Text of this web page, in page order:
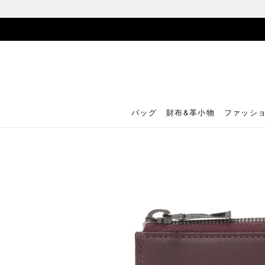
バッグ 財布&革小物 ファッシ